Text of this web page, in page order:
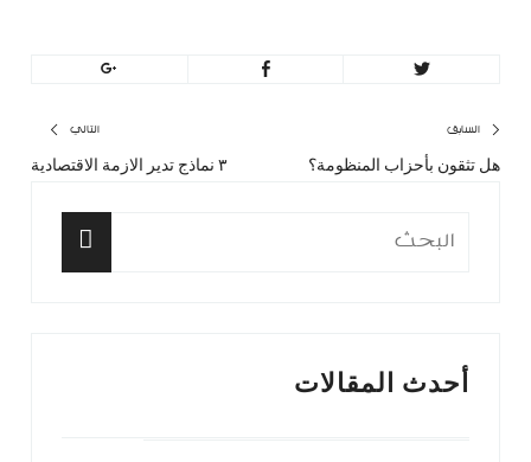
تصفّح
المقالات
السابق
المقال
هل تثقون بأحزاب المنظومة؟
التالي
٣ نماذج تدير الازمة الاقتصادية
البحث
أحدث المقالات